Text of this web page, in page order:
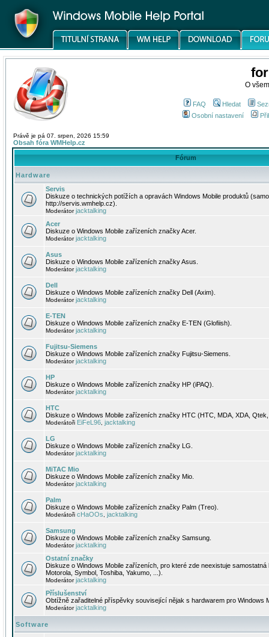
O
FAQ Hledat
Osobní nastavení
Právě je pá 07. srpen, 2026 15:59
Obsah fóra WMHelp.cz
Fórum
Hardware
Servis
Diskuze o technických potížích a opravách Windows Mobile produktů
http://servis.wmhelp.cz).
Moderátorjacktalking
Acer
Diskuze o Windows Mobile zařízeních značky Acer.
Moderátorjacktalking
Asus
Diskuze o Windows Mobile zařízeních značky Asus.
Moderátorjacktalking
Dell
Diskuze o Windows Mobile zařízeních značky Dell (Axim).
Moderátorjacktalking
E-TEN
Diskuze o Windows Mobile zařízeních značky E-TEN (Glofiish).
Moderátorjacktalking
Fujitsu-Siemens
Diskuze o Windows Mobile zařízeních značky Fujitsu-Siemens.
Moderátorjacktalking
HP
Diskuze o Windows Mobile zařízeních značky HP (iPAQ).
Moderátorjacktalking
HTC
Diskuze o Windows Mobile zařízeních značky HTC (HTC, MDA, XDA,
Moderátoři EiFeL96 jacktalking
LG
Diskuze o Windows Mobile zařízeních značky LG.
Moderátorjacktalking
MiTAC Mio
Diskuze o Windows Mobile zařízeních značky Mio.
Moderátorjacktalking
Palm
Diskuze o Windows Mobile zařízeních značky Palm (Treo).
Moderátoři cHaOOs jacktalking
Samsung
Diskuze o Windows Mobile zařízeních značky Samsung.
Moderátorjacktalking
Ostatní značky
Diskuze o Windows Mobile zařízeních, pro které zde neexistuje
Motorola, Symbol, Toshiba, Yakumo, ...).
Moderátorjacktalking
Příslušenství
Obtížně zařaditelné příspěvky související nějak s hardwarem pro Windows
Moderátorjacktalking
Software